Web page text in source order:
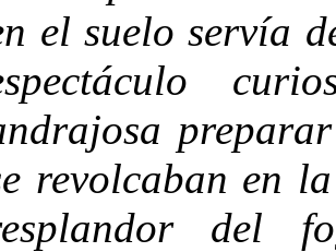
el suelo servía
revolcaban en
del